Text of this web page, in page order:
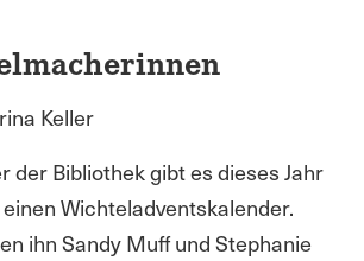
Keller
der Bibliothek gibt es dieses Jahr
Wichteladventskalender.
ihn Sandy Muff und Stephanie